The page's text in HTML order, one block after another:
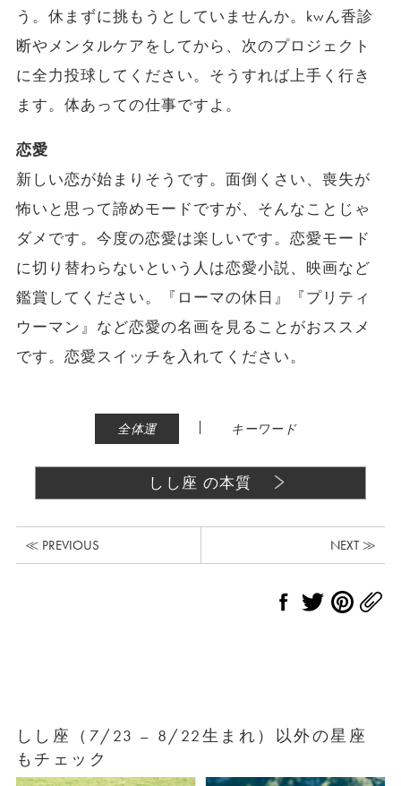
う。休まずに挑もうとしていませんか。kwん香診
断やメンタルケアをしてから、次のプロジェクト
に全力投球してください。そうすれば上手く行き
ます。体あっての仕事ですよ。
恋愛
新しい恋が始まりそうです。面倒くさい、喪失が
怖いと思って諦めモードですが、そんなことじゃ
ダメです。今度の恋愛は楽しいです。恋愛モード
に切り替わらないという人は恋愛小説、映画など
鑑賞してください。『ローマの休日』『プリティ
ウーマン』など恋愛の名画を見ることがおススメ
です。恋愛スイッチを入れてください。
全体運 | キーワード
しし座 の本質
≪ PREVIOUS NEXT ≫
しし座（7/23 – 8/22生まれ）以外の星座
もチェック